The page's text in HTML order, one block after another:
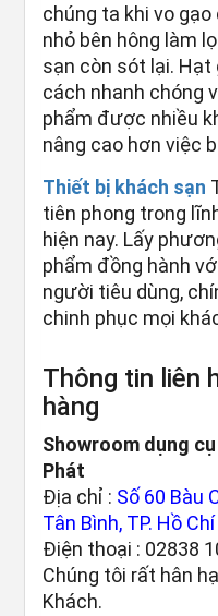
chúng ta khi vo
nhỏ bên hông làm
sạn còn sót lại.
cách nhanh chóng
phẩm được nhiều
nâng cao hơn việc
Thiết bị khách sạn
tiên phong trong
hiện nay. Lấy
phẩm đồng hành
người tiêu dùng,
chinh phục mọi
Thông tin liên
hàng
Showroom dụng
Phát
Địa chỉ : Số 60 Bàu
Tân Bình, TP. Hồ
Điện thoại : 02838
Chúng tôi rất hân
Khách.